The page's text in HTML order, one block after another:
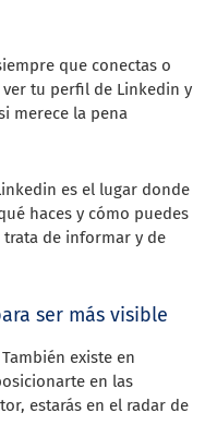
que conectas o
tu perfil de Linkedin y
merece la pena
es el lugar donde
haces y cómo puedes
de informar y de
ser más visible
existe en
en las
estarás en el radar de